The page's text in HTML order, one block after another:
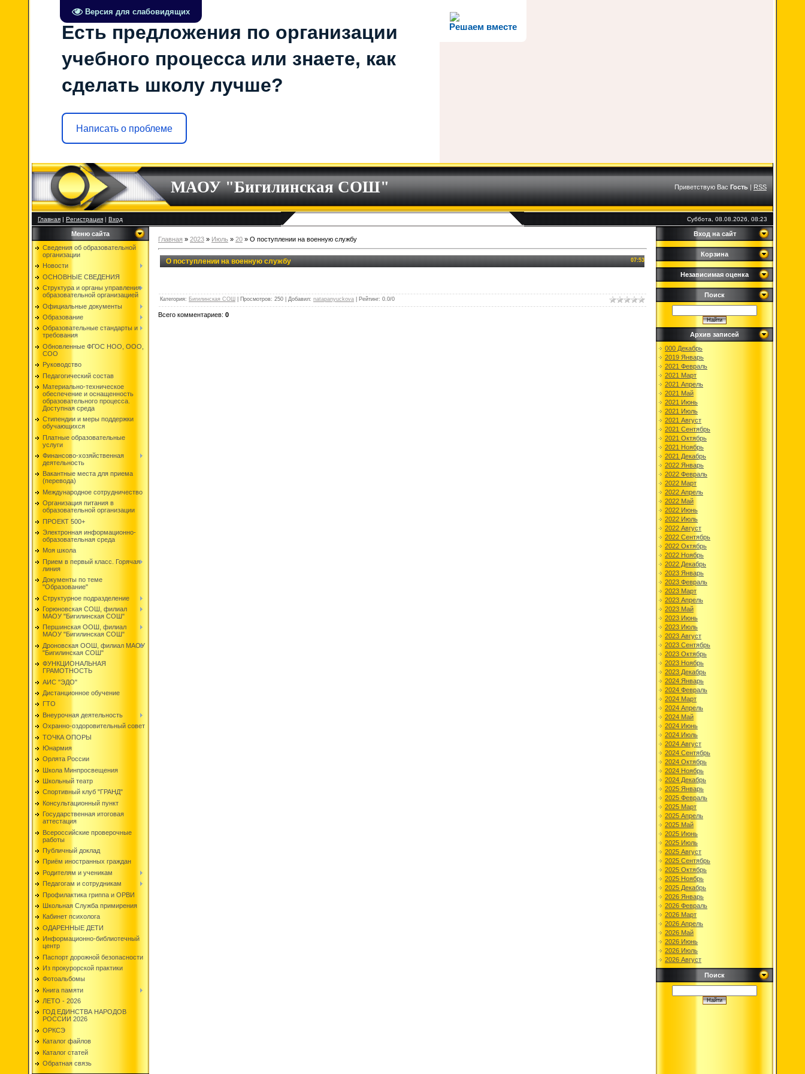
Версия для слабовидящих
Решаем вместе
Есть предложения по организации
учебного процесса или знаете, как
сделать школу лучше?
Написать о проблеме
МАОУ "Бигилинская СОШ" Приветствую Вас Гость|RSS
Главная|Регистрация|Вход Суббота, 08.08.2026, 08:23
Меню сайта
Сведения об образовательной
организации
Новости
ОСНОВНЫЕ СВЕДЕНИЯ
Структура и органы управления
образовательной организацией
Официальные документы
Образование
Образовательные стандарты и
требования
Обновленные ФГОС НОО, ООО,
СОО
Руководство
Педагогический состав
Материально-техническое
обеспечение и оснащенность
образовательного процесса.
Доступная среда
Стипендии и меры поддержки
обучающихся
Платные образовательные
услуги
Финансово-хозяйственная
деятельность
Вакантные места для приема
(перевода)
Международное сотрудничество
Организация питания в
образовательной организации
ПРОЕКТ 500+
Электронная информационно-
образовательная среда
Моя школа
Прием в первый класс. Горячая
линия
Документы по теме
"Образование"
Структурное подразделение
Горюновская СОШ, филиал
МАОУ "Бигилинская СОШ"
Першинская ООШ, филиал
МАОУ "Бигилинская СОШ"
Дроновская ООШ, филиал МАОУ
"Бигилинская СОШ"
ФУНКЦИОНАЛЬНАЯ
ГРАМОТНОСТЬ
АИС "ЭДО"
Дистанционное обучение
ГТО
Внеурочная деятельность
Охранно-оздоровительный совет
ТОЧКА ОПОРЫ
Юнармия
Орлята России
Школа Минпросвещения
Школьный театр
Спортивный клуб "ГРАНД"
Консультационный пункт
Государственная итоговая
аттестация
Всероссийские проверочные
работы
Публичный доклад
Приём иностранных граждан
Родителям и ученикам
Педагогам и сотрудникам
Профилактика гриппа и ОРВИ
Школьная Служба примирения
Кабинет психолога
ОДАРЕННЫЕ ДЕТИ
Информационно-библиотечный
центр
Паспорт дорожной безопасности
Из прокурорской практики
Фотоальбомы
Книга памяти
ЛЕТО - 2026
ГОД ЕДИНСТВА НАРОДОВ
РОССИИ 2026
ОРКСЭ
Каталог файлов
Каталог статей
Обратная связь
Главная » 2023 » Июль » 20 » О поступлении на военную службу
07:53
О поступлении на военную службу
Категория: Бигилинская СОШ Просмотров: 250 Добавил: natapanyuckova Рейтинг: 0.0/0
Всего комментариев: 0
Вход на сайт
Корзина
Независимая оценка
Поиск
Архив записей
000 Декабрь
2019 Январь
2021 Февраль
2021 Март
2021 Апрель
2021 Май
2021 Июнь
2021 Июль
2021 Август
2021 Сентябрь
2021 Октябрь
2021 Ноябрь
2021 Декабрь
2022 Январь
2022 Февраль
2022 Март
2022 Апрель
2022 Май
2022 Июнь
2022 Июль
2022 Август
2022 Сентябрь
2022 Октябрь
2022 Ноябрь
2022 Декабрь
2023 Январь
2023 Февраль
2023 Март
2023 Апрель
2023 Май
2023 Июнь
2023 Июль
2023 Август
2023 Сентябрь
2023 Октябрь
2023 Ноябрь
2023 Декабрь
2024 Январь
2024 Февраль
2024 Март
2024 Апрель
2024 Май
2024 Июнь
2024 Июль
2024 Август
2024 Сентябрь
2024 Октябрь
2024 Ноябрь
2024 Декабрь
2025 Январь
2025 Февраль
2025 Март
2025 Апрель
2025 Май
2025 Июнь
2025 Июль
2025 Август
2025 Сентябрь
2025 Октябрь
2025 Ноябрь
2025 Декабрь
2026 Январь
2026 Февраль
2026 Март
2026 Апрель
2026 Май
2026 Июнь
2026 Июль
2026 Август
Поиск